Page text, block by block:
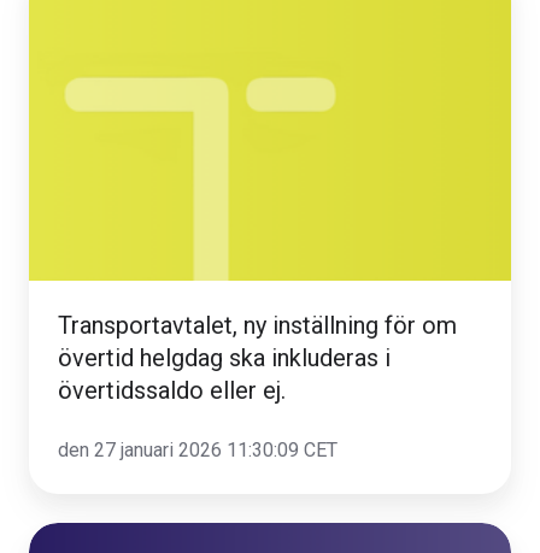
i
övertidssaldo
eller
Transportavtalet, ny inställning för om
övertid helgdag ska inkluderas i
övertidssaldo eller ej.
den 27 januari 2026 11:30:09 CET
Ny